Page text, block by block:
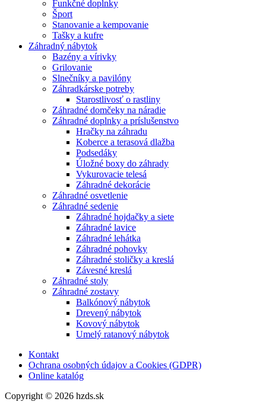
Funkčné doplnky
Šport
Stanovanie a kempovanie
Tašky a kufre
Záhradný nábytok
Bazény a vírivky
Grilovanie
Slnečníky a pavilóny
Záhradkárske potreby
Starostlivosť o rastliny
Záhradné domčeky na náradie
Záhradné doplnky a príslušenstvo
Hračky na záhradu
Koberce a terasová dlažba
Podsedáky
Úložné boxy do záhrady
Vykurovacie telesá
Záhradné dekorácie
Záhradné osvetlenie
Záhradné sedenie
Záhradné hojdačky a siete
Záhradné lavice
Záhradné lehátka
Záhradné pohovky
Záhradné stoličky a kreslá
Závesné kreslá
Záhradné stoly
Záhradné zostavy
Balkónový nábytok
Drevený nábytok
Kovový nábytok
Umelý ratanový nábytok
Kontakt
Ochrana osobných údajov a Cookies (GDPR)
Online katalóg
Copyright © 2026 hzds.sk